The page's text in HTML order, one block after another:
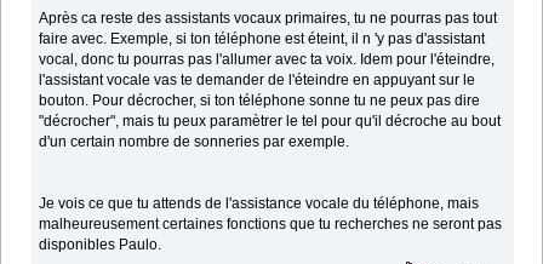
Après ca reste des assistants vocaux primaires, tu ne pourras pas tout
faire avec. Exemple, si ton téléphone est éteint, il n 'y pas d'assistant
vocal, donc tu pourras pas l'allumer avec ta voix. Idem pour l'éteindre,
l'assistant vocale vas te demander de l'éteindre en appuyant sur le
bouton. Pour décrocher, si ton téléphone sonne tu ne peux pas dire
"décrocher", mais tu peux paramètrer le tel pour qu'il décroche au bout
d'un certain nombre de sonneries par exemple.
Je vois ce que tu attends de l'assistance vocale du téléphone, mais
malheureusement certaines fonctions que tu recherches ne seront pas
disponibles Paulo.